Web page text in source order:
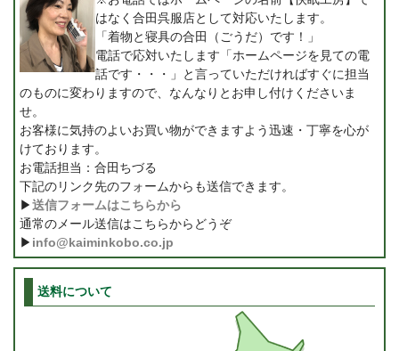
はなく合田呉服店として対応いたします。
「着物と寝具の合田（ごうだ）です！」
電話で応対いたします「ホームページを見ての電
話です・・・」と言っていただければすぐに担当
のものに変わりますので、なんなりとお申し付けくださいま
せ。
お客様に気持のよいお買い物ができますよう迅速・丁寧を心が
けております。
お電話担当：合田ちづる
下記のリンク先のフォームからも送信できます。
▶送信フォームはこちらから
通常のメール送信はこちらからどうぞ
▶ info@kaiminkobo.co.jp
送料について